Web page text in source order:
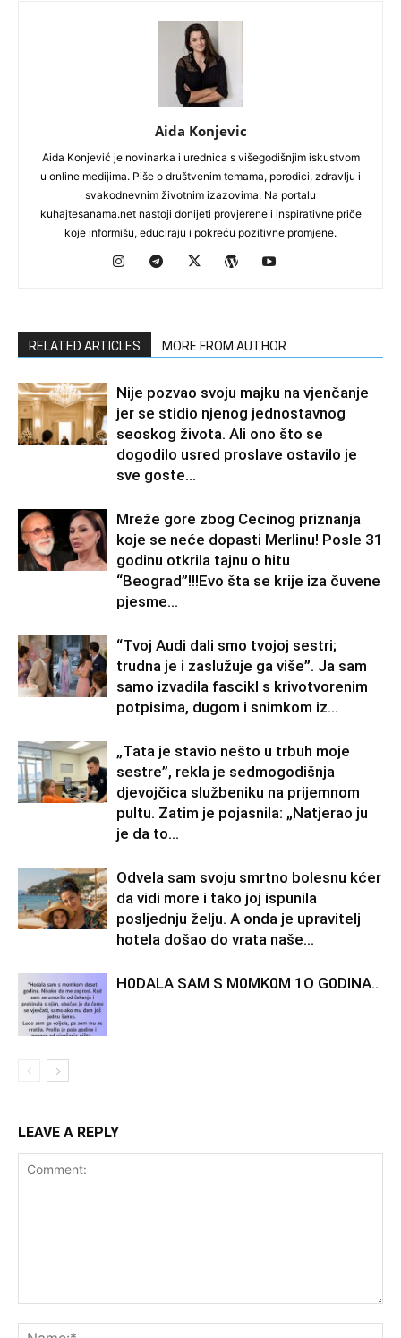
Aida Konjevic
Aida Konjević je novinarka i urednica s višegodišnjim iskustvom
u online medijima. Piše o društvenim temama, porodici, zdravlju i
svakodnevnim životnim izazovima. Na portalu
kuhajtesanama.net nastoji donijeti provjerene i inspirativne priče
koje informišu, educiraju i pokreću pozitivne promjene.
RELATED ARTICLES MORE FROM AUTHOR
Nije pozvao svoju majku na vjenčanje
jer se stidio njenog jednostavnog
seoskog života. Ali ono što se
dogodilo usred proslave ostavilo je
sve goste...
Mreže gore zbog Cecinog priznanja
koje se neće dopasti Merlinu! Posle 31
godinu otkrila tajnu o hitu
“Beograd”!!!Evo šta se krije iza čuvene
pjesme...
“Tvoj Audi dali smo tvojoj sestri;
trudna je i zaslužuje ga više”. Ja sam
samo izvadila fascikl s krivotvorenim
potpisima, dugom i snimkom iz...
„Tata je stavio nešto u trbuh moje
sestre”, rekla je sedmogodišnja
djevojčica službeniku na prijemnom
pultu. Zatim je pojasnila: „Natjerao ju
je da to...
Odvela sam svoju smrtno bolesnu kćer
da vidi more i tako joj ispunila
posljednju želju. A onda je upravitelj
hotela došao do vrata naše...
H0DALA SAM S M0MK0M 1O G0DINA..
LEAVE A REPLY